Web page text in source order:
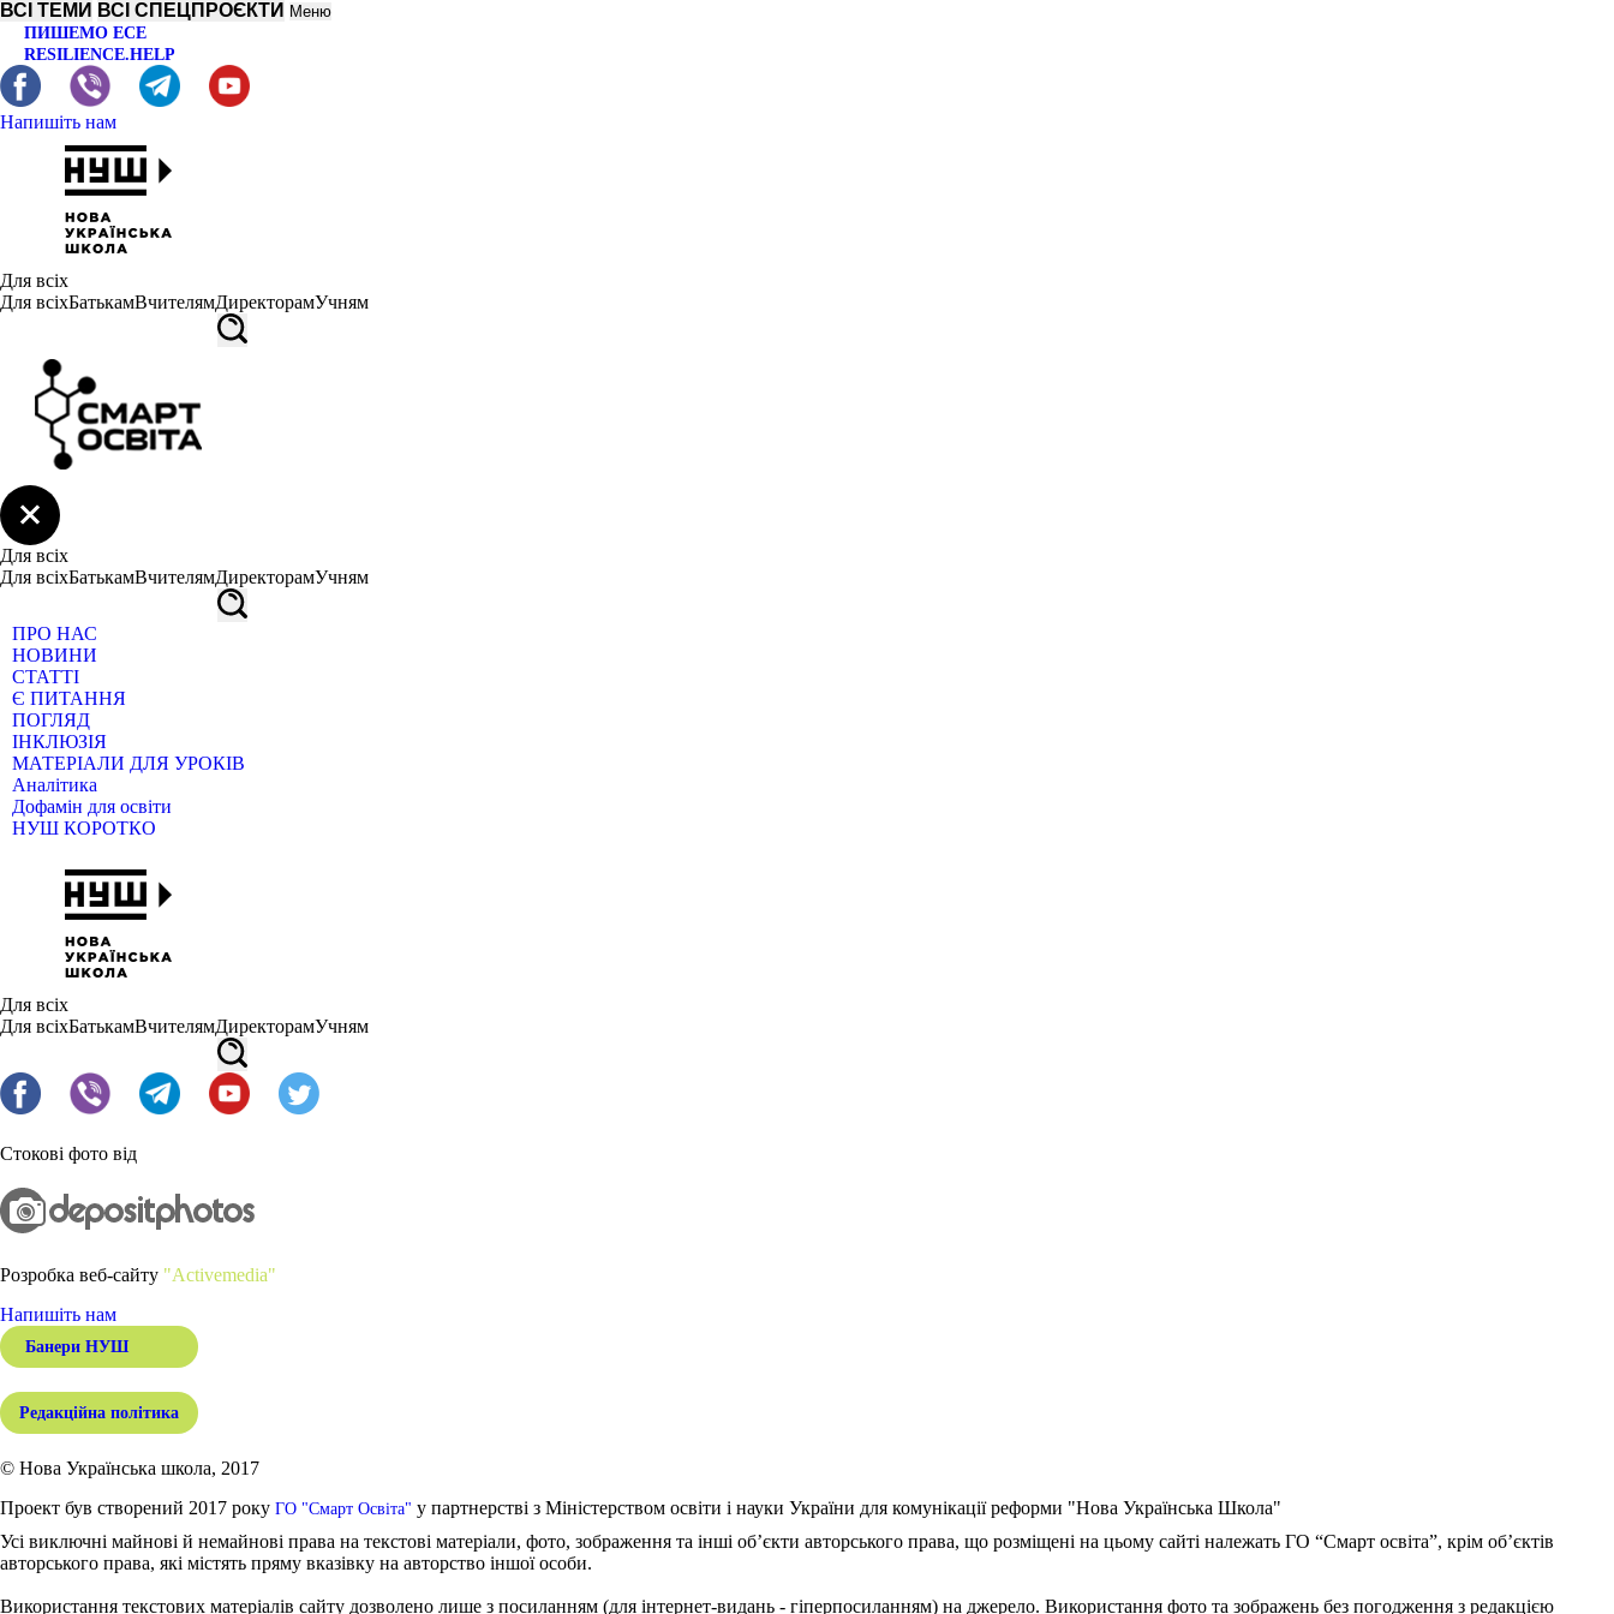
ВСІ ТЕМИ ВСІ СПЕЦПРОЄКТИ Меню
ПИШЕМО ЕСЕ
RESILIENCE.HELP
Напишіть нам
Для всіх
Для всіхБатькамВчителямДиректорамУчням
Для всіх
Для всіхБатькамВчителямДиректорамУчням
ПРО НАС
НОВИНИ
СТАТТІ
Є ПИТАННЯ
ПОГЛЯД
ІНКЛЮЗІЯ
МАТЕРІАЛИ ДЛЯ УРОКІВ
Аналітика
Дофамін для освіти
НУШ КОРОТКО
Для всіх
Для всіхБатькамВчителямДиректорамУчням
Стокові фото від
Розробка веб-сайту "Activemedia"
Напишіть нам
Банери НУШ
Редакційна політика
© Нова Українська школа, 2017
Проект був створений 2017 року ГО "Смарт Освіта" у партнерстві з Міністерством освіти і науки України для комунікації реформи "Нова Українська Школа"
Усі виключні майнові й немайнові права на текстові матеріали, фото, зображення та інші об’єкти авторського права, що розміщені на цьому сайті належать ГО “Смарт освіта”, крім об’єктів
авторського права, які містять пряму вказівку на авторство іншої особи.
Використання текстових матеріалів сайту дозволено лише з посиланням (для інтернет-видань - гіперпосиланням) на джерело. Використання фото та зображень без погодження з редакцією